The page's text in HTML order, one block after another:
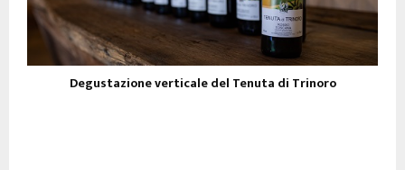
Degustazione verticale del Tenuta di Trinoro